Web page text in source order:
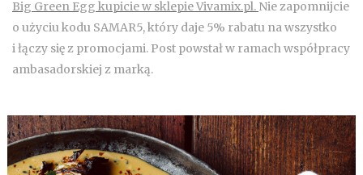
Big Green Egg kupicie w sklepie Vivamix.pl. Nie zapomnijcie
o użyciu kodu SAMAR5, który daje 5% rabatu na wszystko
i łączy się z promocjami. Post powstał w ramach współpracy
ambasadorskiej z marką.